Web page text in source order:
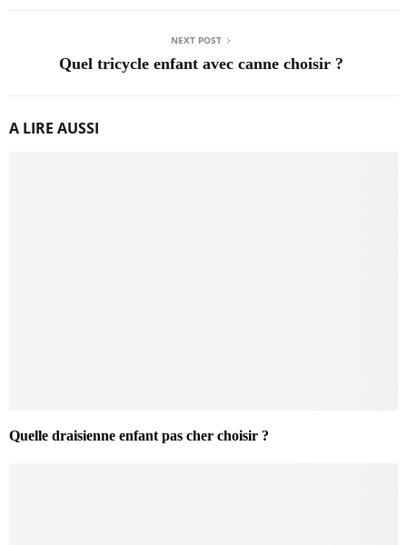
NEXT POST
Quel tricycle enfant avec canne choisir ?
A LIRE AUSSI
Quelle draisienne enfant pas cher choisir ?